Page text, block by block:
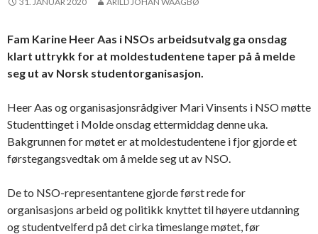
Fam Karine Heer Aas i NSOs arbeidsutvalg ga onsdag
klart uttrykk for at moldestudentene taper på å melde
seg ut av Norsk studentorganisasjon.
Heer Aas og organisasjonsrådgiver Mari Vinsents i NSO møtte
Studenttinget i Molde onsdag ettermiddag denne uka.
Bakgrunnen for møtet er at moldestudentene i fjor gjorde et
førstegangsvedtak om å melde seg ut av NSO.
De to NSO-representantene gjorde først rede for
organisasjons arbeid og politikk knyttet til høyere utdanning
og studentvelferd på det cirka timeslange møtet, før